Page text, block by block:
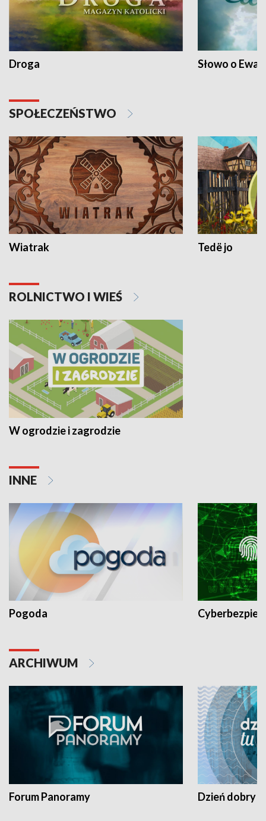
Droga Słowo o
SPOŁECZEŃSTWO
Wiatrak Tedë jo
ROLNICTWO I WIEŚ
W ogrodzie i zagrodzie
INNE
Pogoda
ARCHIWUM
Forum Panoramy Dzień dobry